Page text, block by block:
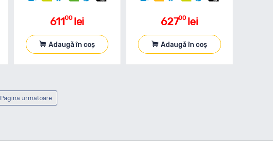
61100 lei
Adaugă în coș
62700 lei
Adaugă în coș
Pagina urmatoare